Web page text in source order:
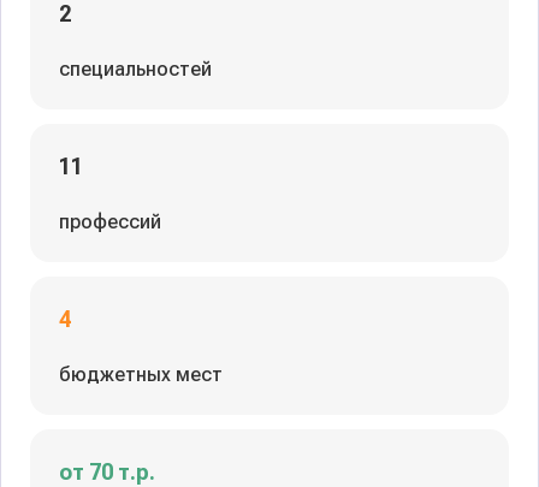
2
специальностей
11
профессий
4
бюджетных мест
от 70 т.р.